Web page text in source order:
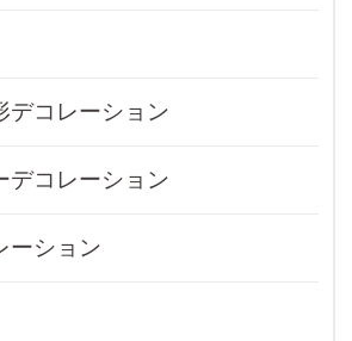
デコレーション
デコレーション
ーション